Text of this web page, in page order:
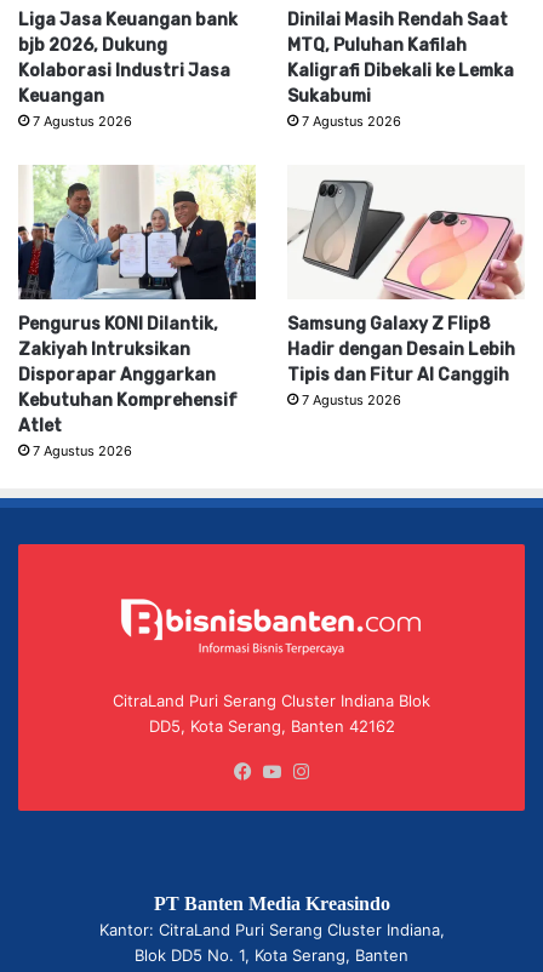
Liga Jasa Keuangan bank
bjb 2026, Dukung
Kolaborasi Industri Jasa
Keuangan
7 Agustus 2026
Dinilai Masih Rendah Saat
MTQ, Puluhan Kafilah
Kaligrafi Dibekali ke Lemka
Sukabumi
7 Agustus 2026
Pengurus KONI Dilantik,
Zakiyah Intruksikan
Disporapar Anggarkan
Kebutuhan Komprehensif
Atlet
7 Agustus 2026
Samsung Galaxy Z Flip8
Hadir dengan Desain Lebih
Tipis dan Fitur AI Canggih
7 Agustus 2026
CitraLand Puri Serang Cluster Indiana Blok
DD5, Kota Serang, Banten 42162
Facebook
YouTube
PT Banten Media Kreasindo
Kantor: CitraLand Puri Serang Cluster Indiana,
Blok DD5 No. 1, Kota Serang, Banten